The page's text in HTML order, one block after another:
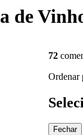
de
72
Ordenar
Fechar